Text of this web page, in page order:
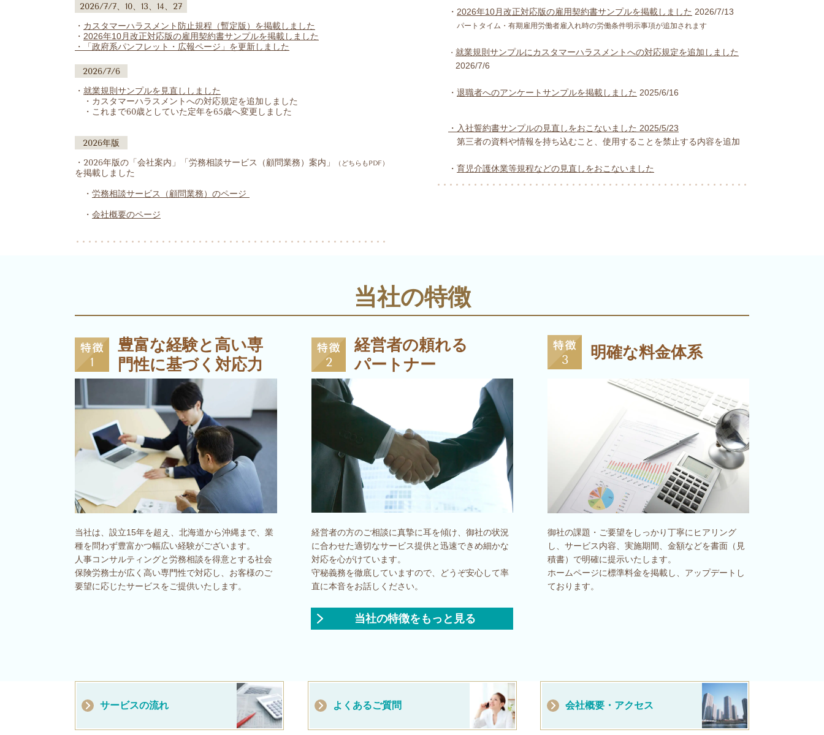
2026/7/7、10、13、14、27
・ カスタマーハラスメント防止規程（暫定版）を掲載しました
・ 2026年10月改正対応版の雇用契約書サンプルを掲載しました
・「政府系パンフレット・広報ページ」を更新しました
2026/7/6
・ 就業規則サンプルを見直ししました
・カスタマーハラスメントへの対応規定を追加しました
・これまで60歳としていた定年を65歳へ変更しました
2026年版
・2026年版の「会社案内」「労務相談サービス（顧問業務）案内」
（どちらもPDF）
を掲載しました
・ 労務相談サービス（顧問業務）のページ
・ 会社概要のページ
・ 2026年10月改正対応版の雇用契約書サンプルを掲載しました 2026/7/13
パートタイム・有期雇用労働者雇入れ時の労働条件明示事項が追加されます
・ 就業規則サンプルにカスタマーハラスメントへの対応規定を追加しました
2026/7/6
・ 退職者へのアンケートサンプルを掲載しました 2025/6/16
・入社誓約書サンプルの見直しをおこないました 2025/5/23
第三者の資料や情報を持ち込むこと、使用することを禁止する内容を追加
・ 育児介護休業等規程などの見直しをおこないました
当社の特徴
豊富な経験と高い専
門性に基づく対応力
当社は、設立15年を超え、北海道から沖縄まで、業
種を問わず豊富かつ幅広い経験がございます。
人事コンサルティングと労務相談を得意とする社会
保険労務士が広く高い専門性で対応し、お客様のご
要望に応じたサービスをご提供いたします。
経営者の頼れる
パートナー
経営者の方のご相談に真摯に耳を傾け、御社の状況
に合わせた適切なサービス提供と迅速できめ細かな
対応を心がけています。
守秘義務を徹底していますので、どうぞ安心して率
直に本音をお話しください。
明確な料金体系
御社の課題・ご要望をしっかり丁寧にヒアリング
し、サービス内容、実施期間、金額などを書面（見
積書）で明確に提示いたします。
ホームページに標準料金を掲載し、アップデートし
ております。
当社の特徴をもっと見る
サービスの流れ よくあるご質問 会社概要・アクセス